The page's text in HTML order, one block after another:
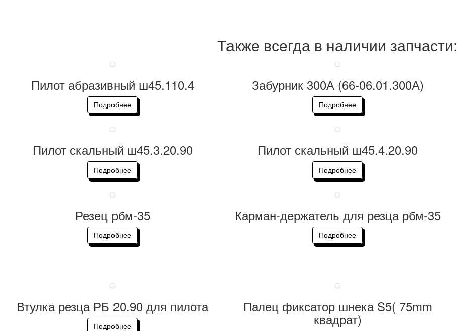
Также всегда в наличии запчасти:
Пилот абразивный ш45.110.4
Подробнее
Забурник 300А (66-06.01.300А)
Подробнее
Пилот скальный ш45.3.20.90
Подробнее
Пилот скальный ш45.4.20.90
Подробнее
Резец рбм-35
Подробнее
Карман-держатель для резца рбм-35
Подробнее
Втулка резца РБ 20.90 для пилота
Подробнее
Палец фиксатор шнека S5( 75mm
квадрат)